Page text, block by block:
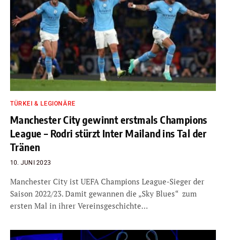
TÜRKEI & LEGIONÄRE
Manchester City gewinnt erstmals Champions
League – Rodri stürzt Inter Mailand ins Tal der
Tränen
10. JUNI 2023
Manchester City ist UEFA Champions League-Sieger der
Saison 2022/23. Damit gewannen die „Sky Blues“ zum
ersten Mal in ihrer Vereinsgeschichte…